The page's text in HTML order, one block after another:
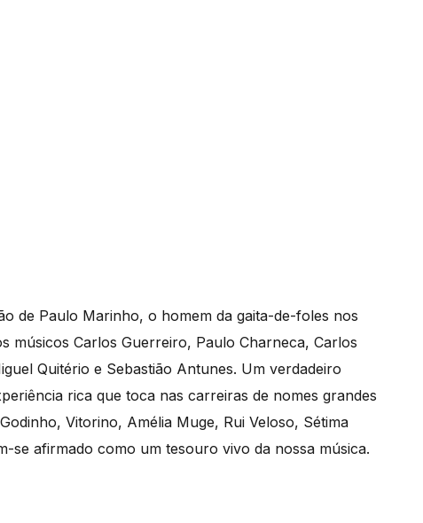
de Paulo Marinho, o homem da gaita-de-foles nos
músicos Carlos Guerreiro, Paulo Charneca, Carlos
Quitério e Sebastião Antunes. Um verdadeiro
rica que toca nas carreiras de nomes grandes
Vitorino, Amélia Muge, Rui Veloso, Sétima
se afirmado como um tesouro vivo da nossa música.